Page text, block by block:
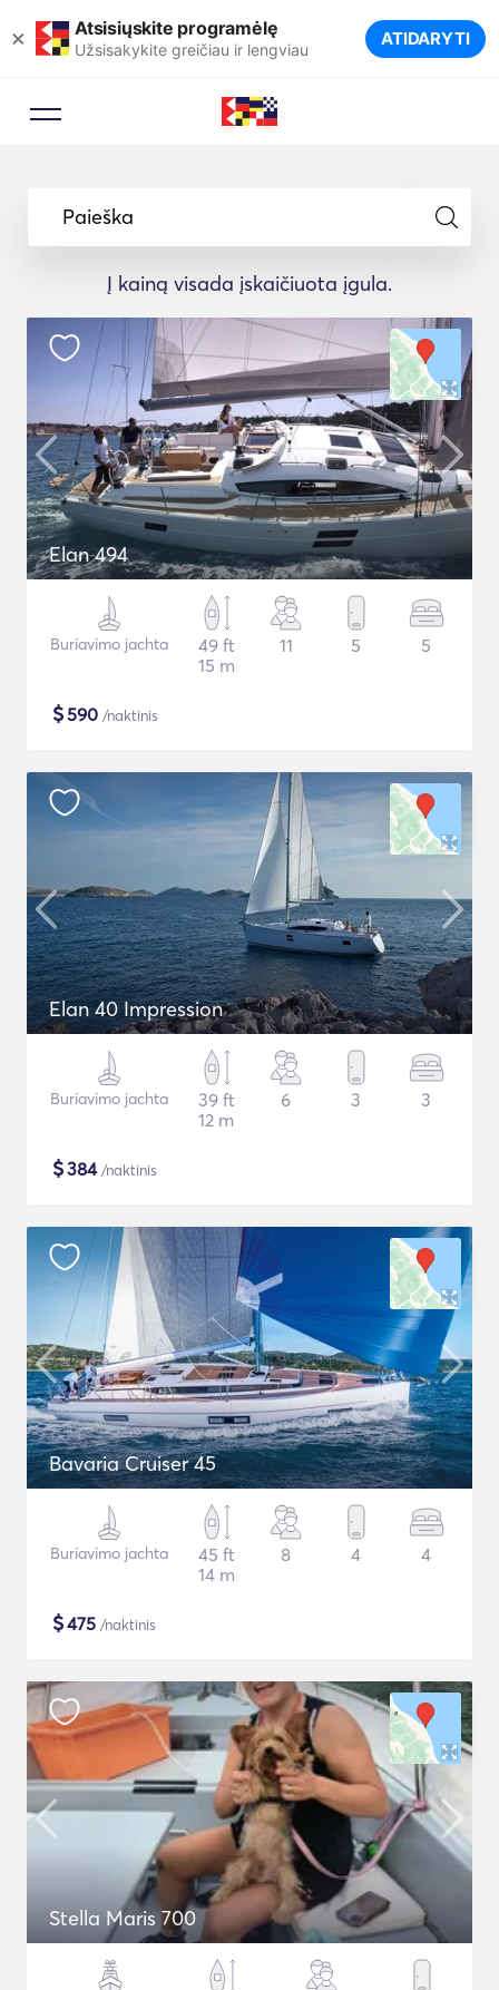
× Atsisiųskite programėlę
Užsisakykite greičiau ir lengviau ATIDARYTI
Paieška
Į kainą visada įskaičiuota įgula.
Elan 494
Buriavimo jachta
49 ft
15 m
11 5 5
$590 /naktinis
Elan 40 Impression
Buriavimo jachta
39 ft
12 m
6 3 3
$384/naktinis
Bavaria Cruiser 45
Buriavimo jachta
45 ft
14 m
8 4 4
$475 /naktinis
Stella Maris 700